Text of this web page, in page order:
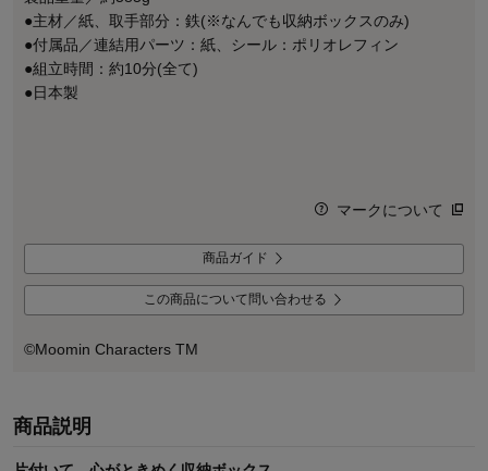
●主材／紙、取手部分：鉄(※なんでも収納ボックスのみ)
●付属品／連結用パーツ：紙、シール：ポリオレフィン
●組立時間：約10分(全て)
●日本製
マークについて
商品ガイド
この商品について問い合わせる
©Moomin Characters TM
商品説明